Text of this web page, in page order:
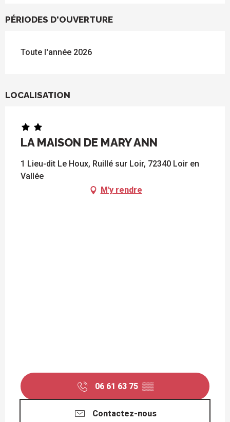
PÉRIODES D'OUVERTURE
Toute l'année 2026
LOCALISATION
LA MAISON DE MARY ANN
1 Lieu-dit Le Houx, Ruillé sur Loir, 72340 Loir en
Vallée
M'y rendre
06 61 63 75 ▒▒
Contactez-nous